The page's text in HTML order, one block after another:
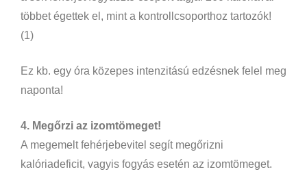
többet égettek el, mint a kontrollcsoporthoz tartozók!
(1)
Ez kb. egy óra közepes intenzitású edzésnek felel meg
naponta!
4. Megőrzi az izomtömeget!
A megemelt fehérjebevitel segít megőrizni
kalóriadeficit, vagyis fogyás esetén az izomtömeget.